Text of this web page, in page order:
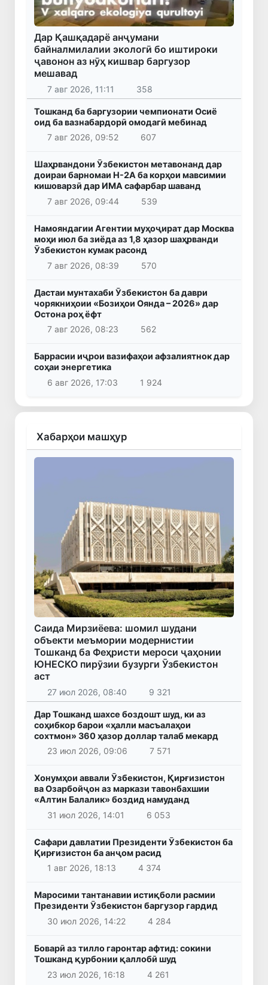
Дар Қашқадарё анҷумани
байналмилалии экологӣ бо иштироки
ҷавонон аз нӯҳ кишвар баргузор
мешавад
7 авг 2026, 11:11 358
Тошканд ба баргузории чемпионати Осиё
оид ба вазнабардорӣ омодагӣ мебинад
7 авг 2026, 09:52
607
Шаҳрвандони Ӯзбекистон метавонанд дар
доираи барномаи H-2A ба корҳои мавсимии
кишоварзӣ дар ИМА сафарбар шаванд
7 авг 2026, 09:44
539
Намояндагии Агентии муҳоҷират дар Москва
моҳи июл ба зиёда аз 1,8 ҳазор шаҳрванди
Ӯзбекистон кумак расонд
7 авг 2026, 08:39
570
Дастаи мунтахаби Ӯзбекистон ба даври
чорякниҳоии «Бозиҳои Оянда – 2026» дар
Остона роҳ ёфт
7 авг 2026, 08:23
562
Баррасии иҷрои вазифаҳои афзалиятнок дар
соҳаи энергетика
6 авг 2026, 17:03
1 924
Хабарҳои машҳур
Саида Мирзиёева: шомил шудани
объекти меъмории модернистии
Тошканд ба Феҳристи мероси ҷаҳонии
ЮНЕСКО пирӯзии бузурги Ӯзбекистон
аст
27 июл 2026, 08:40 9 321
Дар Тошканд шахсе боздошт шуд, ки аз
соҳибкор барои «ҳалли масъалаҳои
сохтмон» 360 ҳазор доллар талаб мекард
23 июл 2026, 09:06
7 571
Хонумҳои аввали Ӯзбекистон, Қирғизистон
ва Озарбойҷон аз маркази тавонбахшии
«Алтин Балалик» боздид намуданд
31 июл 2026, 14:01
6 053
Сафари давлатии Президенти Ӯзбекистон ба
Қирғизистон ба анҷом расид
1 авг 2026, 18:13
4 374
Маросими тантанавии истиқболи расмии
Президенти Ӯзбекистон баргузор гардид
30 июл 2026, 14:22
4 284
Боварӣ аз тилло гаронтар афтид: сокини
Тошканд қурбонии қаллобӣ шуд
23 июл 2026, 16:18
4 261